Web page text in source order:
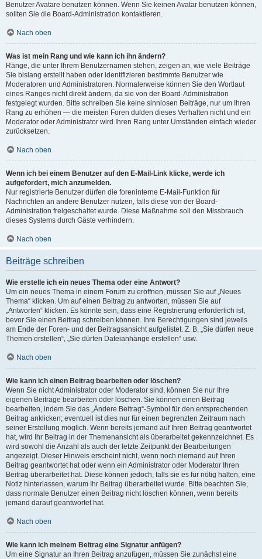
Benutzer Avatare benutzen können. Wenn Sie keinen Avatar benutzen können,
sollten Sie die Board-Administration kontaktieren.
Nach oben
Was ist mein Rang und wie kann ich ihn ändern?
Ränge, die unter Ihrem Benutzernamen stehen, zeigen an, wie viele Beiträge
Sie bislang erstellt haben oder identifizieren bestimmte Benutzer wie
Moderatoren und Administratoren. Normalerweise können Sie den Wortlaut
eines Ranges nicht direkt ändern, da sie von der Board-Administration
festgelegt wurden. Bitte schreiben Sie keine sinnlosen Beiträge, nur um Ihren
Rang zu erhöhen — die meisten Foren dulden dieses Verhalten nicht und ein
Moderator oder Administrator wird Ihren Rang unter Umständen einfach wieder
zurücksetzen.
Nach oben
Wenn ich bei einem Benutzer auf den E-Mail-Link klicke, werde ich
aufgefordert, mich anzumelden.
Nur registrierte Benutzer dürfen die foreninterne E-Mail-Funktion für
Nachrichten an andere Benutzer nutzen, falls diese von der Board-
Administration freigeschaltet wurde. Diese Maßnahme soll den Missbrauch
dieses Systems durch Gäste verhindern.
Nach oben
Beiträge schreiben
Wie erstelle ich ein neues Thema oder eine Antwort?
Um ein neues Thema in einem Forum zu eröffnen, müssen Sie auf „Neues
Thema“ klicken. Um auf einen Beitrag zu antworten, müssen Sie auf
„Antworten“ klicken. Es könnte sein, dass eine Registrierung erforderlich ist,
bevor Sie einen Beitrag schreiben können. Ihre Berechtigungen sind jeweils
am Ende der Foren- und der Beitragsansicht aufgelistet. Z. B. „Sie dürfen neue
Themen erstellen“, „Sie dürfen Dateianhänge erstellen“ usw.
Nach oben
Wie kann ich einen Beitrag bearbeiten oder löschen?
Wenn Sie nicht Administrator oder Moderator sind, können Sie nur Ihre
eigenen Beiträge bearbeiten oder löschen. Sie können einen Beitrag
bearbeiten, indem Sie das „Ändere Beitrag“-Symbol für den entsprechenden
Beitrag anklicken; eventuell ist dies nur für einen begrenzten Zeitraum nach
seiner Erstellung möglich. Wenn bereits jemand auf Ihren Beitrag geantwortet
hat, wird Ihr Beitrag in der Themenansicht als überarbeitet gekennzeichnet. Es
wird sowohl die Anzahl als auch der letzte Zeitpunkt der Bearbeitungen
angezeigt. Dieser Hinweis erscheint nicht, wenn noch niemand auf Ihren
Beitrag geantwortet hat oder wenn ein Administrator oder Moderator Ihren
Beitrag überarbeitet hat. Diese können jedoch, falls sie es für nötig halten, eine
Notiz hinterlassen, warum Ihr Beitrag überarbeitet wurde. Bitte beachten Sie,
dass normale Benutzer einen Beitrag nicht löschen können, wenn bereits
jemand darauf geantwortet hat.
Nach oben
Wie kann ich meinem Beitrag eine Signatur anfügen?
Um eine Signatur an Ihren Beitrag anzufügen, müssen Sie zunächst eine